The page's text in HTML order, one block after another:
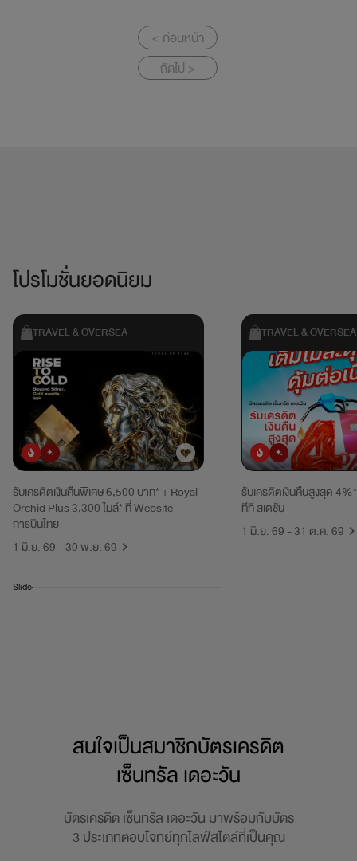
< ก่อนหน้า
ถัดไป >
โปรโมชั่นยอดนิยม
TRAVEL & OVERSEA
ยอดนิยมมาใหม่
รับเครดิตเงินคืนพิเศษ 6,500 บาท* + Royal
Orchid Plus 3,300 ไมล์* ที่ Website
การบินไทย
1 มิ.ย. 69 - 30 พ.ย. 69
TRAVEL & OVERSEA
ยอดนิยมมาใหม่
รับเครดิตเงินคืนสูงสุด
ทีที สเตชั่น
1 มิ.ย. 69 - 31 ต.ค. 69
Slide
สนใจเป็นสมาชิกบัตรเครดิต
เซ็นทรัล เดอะวัน
บัตรเครดิต เซ็นทรัล เดอะวัน มาพร้อมกับบัตร
3 ประเภทตอบโจทย์ทุกไลฟ์สไตล์ที่เป็นคุณ